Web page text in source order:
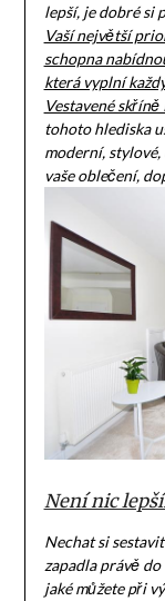
lepší, je dobré si
Vaší největší
schopna
která vyplní
Vestavené
tohoto hlediska
moderní,
vaše oblečení,
Není nic
Nechat si
zapadla právě
jaké můžete při